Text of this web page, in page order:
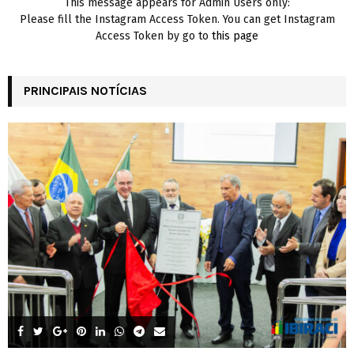
Please fill the Instagram Access Token. You can get Instagram
Access Token by go to this page
PRINCIPAIS NOTÍCIAS